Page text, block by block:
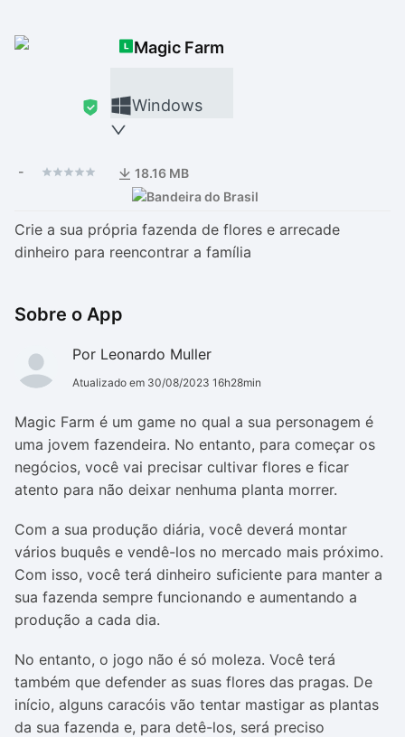
Magic Farm
Windows
- 18.16 MB
Crie a sua própria fazenda de flores e arrecade
dinheiro para reencontrar a família
Sobre o App
Por Leonardo Muller
Atualizado em 30/08/2023 16h28min
Magic Farm é um game no qual a sua personagem é
uma jovem fazendeira. No entanto, para começar os
negócios, você vai precisar cultivar flores e ficar
atento para não deixar nenhuma planta morrer.
Com a sua produção diária, você deverá montar
vários buquês e vendê-los no mercado mais próximo.
Com isso, você terá dinheiro suficiente para manter a
sua fazenda sempre funcionando e aumentando a
produção a cada dia.
No entanto, o jogo não é só moleza. Você terá
também que defender as suas flores das pragas. De
início, alguns caracóis vão tentar mastigar as plantas
da sua fazenda e, para detê-los, será preciso